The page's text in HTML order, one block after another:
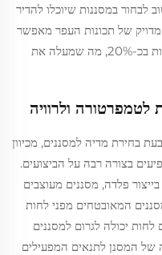
לבחור במסננות שיוכלו להדיר
מדויק של תכונות העפר מאפשר
לעסקים להפחית את קצב החלפת המסננות בכ-20%, מה שמעלה את
ולרוויה
בחירת מדיה למסננים, מכיוון
בצורה רבה על הביצועים.
פלדה, מסננים מעוצבים
המאובטחים מפני לחות
יכולה לגרום למסננים
של המסנן לתנאים המפעילים